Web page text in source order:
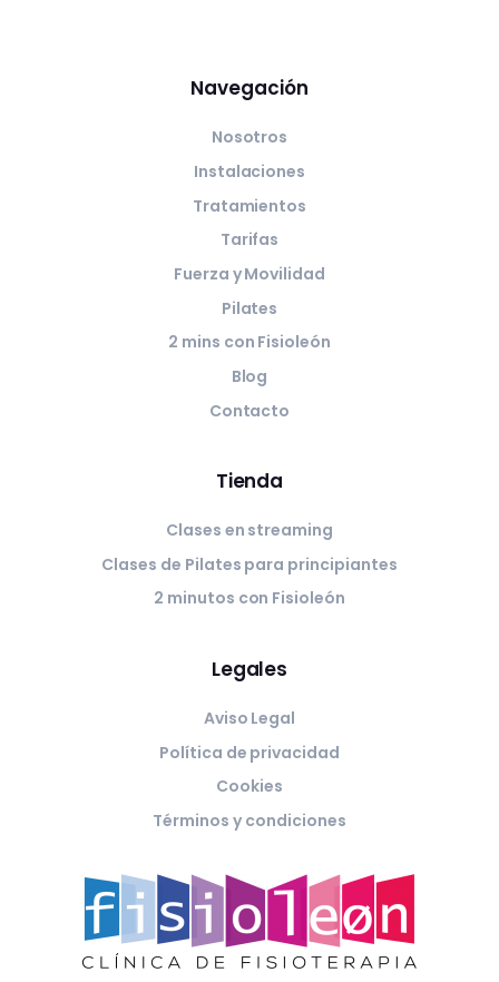
Navegación
Nosotros
Instalaciones
Tratamientos
Tarifas
Fuerza y Movilidad
Pilates
2 mins con Fisioleón
Blog
Contacto
Tienda
Clases en streaming
Clases de Pilates para principiantes
2 minutos con Fisioleón
Legales
Aviso Legal
Política de privacidad
Cookies
Términos y condiciones